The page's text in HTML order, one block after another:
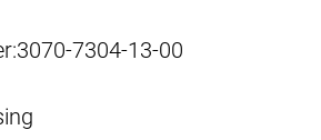
3070-7304-13-00